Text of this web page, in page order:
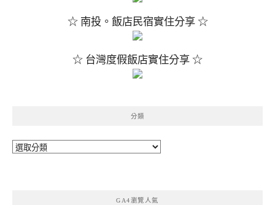
☆ 南投。飯店民宿實住分享 ☆
☆ 台灣度假飯店實住分享 ☆
分類
分
GA4瀏覽人氣